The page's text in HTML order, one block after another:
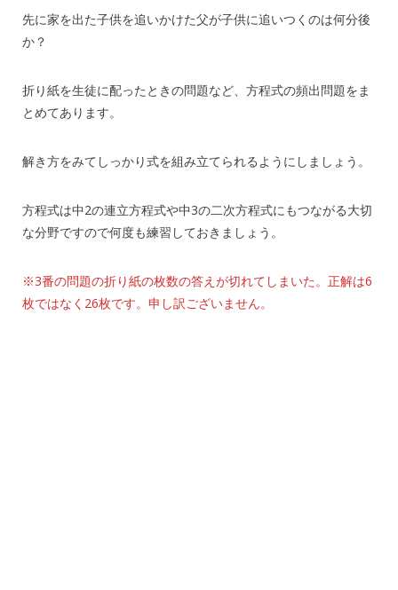
先に家を出た子供を追いかけた父が子供に追いつくのは何分後
か？
折り紙を生徒に配ったときの問題など、方程式の頻出問題をま
とめてあります。
解き方をみてしっかり式を組み立てられるようにしましょう。
方程式は中2の連立方程式や中3の二次方程式にもつながる大切
な分野ですので何度も練習しておきましょう。
※3番の問題の折り紙の枚数の答えが切れてしまいた。正解は6
枚ではなく26枚です。申し訳ございません。